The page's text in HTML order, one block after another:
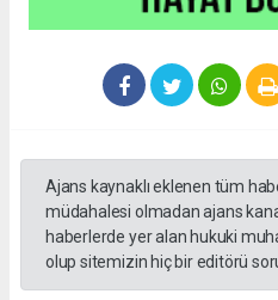
Ajans kaynaklı eklenen tüm
müdahalesi olmadan ajans
haberlerde yer alan hukuki
olup sitemizin hiç bir editörü